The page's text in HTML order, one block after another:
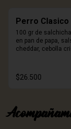
Perro Clasico
100 gr de
en pan de papa,
cheddar, cebolla
$26.500